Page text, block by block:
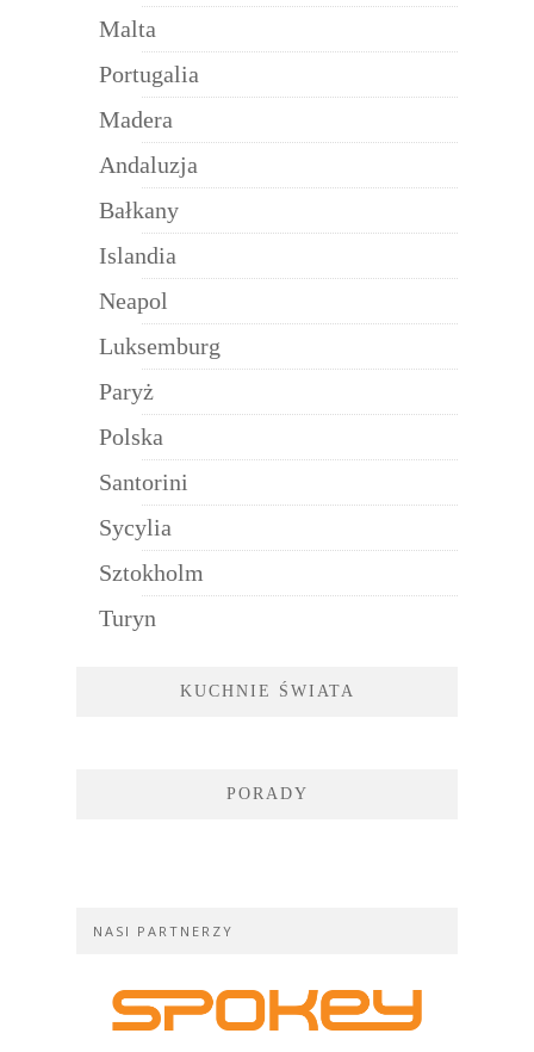
Malta
Portugalia
Madera
Andaluzja
Bałkany
Islandia
Neapol
Luksemburg
Paryż
Polska
Santorini
Sycylia
Sztokholm
Turyn
KUCHNIE ŚWIATA
PORADY
NASI PARTNERZY